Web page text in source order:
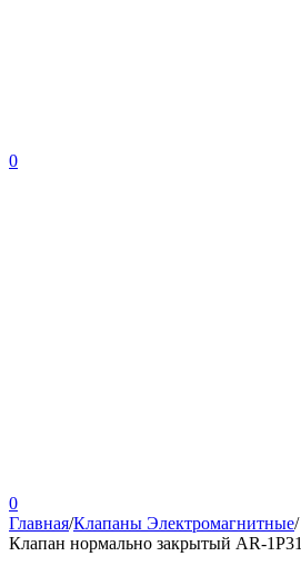
0
0
Главная/Клапаны Электромагнитные/
Клапан нормально закрытый AR-1P31